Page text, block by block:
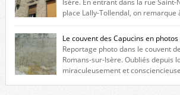
Isère. En entrant dans la rue Saint-
place Lally-Tollendal, on remarque
maison construite au XVIè siècle. Les deux
fenêtres jumelles à meneaux. Entre ces deux
niche qui contient une statue de la Vierge. […]
Le couvent des Capucins en photos
Reportage photo dans le couvent
Romans-sur-Isère. Oubliés depuis
miraculeusement et